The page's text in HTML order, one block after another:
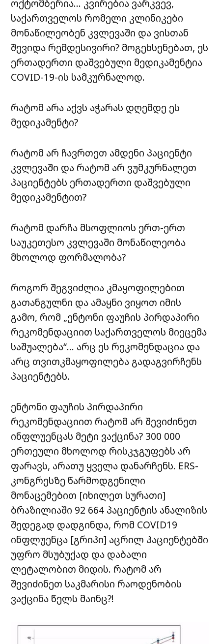
ოქტომბერია… კვირებია ვარკვევ,
საქართველოს რომელი კლინიკები
მონაწილეობენ კვლევაში და ვისთან
შევიდა რემდესივირი? მოგეხსენებათ, ეს
ერთადერთი დაშვებული მედიკამენტია
COVID-19-ის სამკურნალოდ.
რატომ არა აქვს აჭარას დღემდე ეს
მედიკამენტი?
რატომ არ ჩავრთეთ ამდენი პაციენტი
კვლევაში და რატომ არ ვუმკურნალეთ
პაციენტებს ერთადერთი დაშვებული
მედიკამენტით?
რატომ დარჩა მსოფლიოს ერთ-ერთ
საუკეთესო კვლევაში მონაწილეობა
მხოლოდ ფორმალობა?
როგორ შეგვიძლია კმაყოფილებით
გათანგულნი და ამაყნი ვიყოთ იმის
გამო, რომ „ენტონი ფაუჩის პირდაპირი
რეკომენდაციით საქართველოს მიეცემა
საშუალება“… არც ეს რეკომენდაცია და
არც თვითკმაყოფილება გადაგვირჩენს
პაციენტებს.
ენტონი ფაუჩის პირდაპირი
რეკომენდაციით რატომ არ შევიძინეთ
ინფლუენცას მეტი ვაქცინა? 300 000
ერთეული მხოლოდ რისკჯგუფებს არ
ფარავს, არათუ ყველა დანარჩენს. ERS-
კონგრესზე წარმოდგენილი
მონაცემებით [იხილეთ სურათი]
ბრაზილიაში 92 664 პაციენტის ანალიზის
შედეგად დადგინდა, რომ COVID19
ინფლუენცა [გრიპი] აცრილ პაციენტებში
უფრო მსუბუქად და დაბალი
ლეტალობით მიდის. რატომ არ
შევიძინეთ საკმარისი რაოდენობის
ვაქცინა წელს მაინც?!